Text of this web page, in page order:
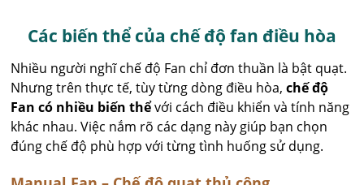
Các biến thể của chế độ fan điều hòa
Nhiều người nghĩ chế độ Fan chỉ đơn thuần là bật quạt.
Nhưng trên thực tế, tùy từng dòng điều hòa,chế độ
Fan có nhiều biến thểvới cách điều khiển và tính năng
khác nhau. Việc nắm rõ các dạng này giúp bạn chọn
đúng chế độ phù hợp với từng tình huống sử dụng.